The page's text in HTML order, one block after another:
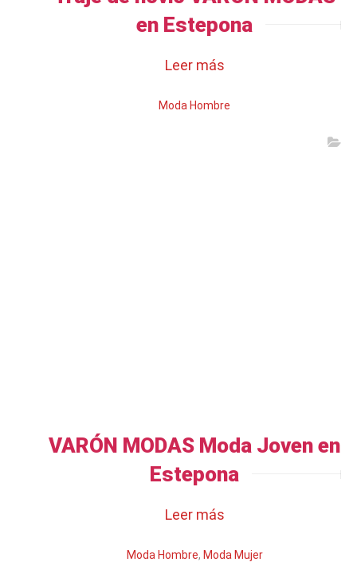
en Estepona
Leer más
Moda Hombre
VARÓN MODAS Moda Joven en
Estepona
Leer más
Moda Hombre, Moda Mujer